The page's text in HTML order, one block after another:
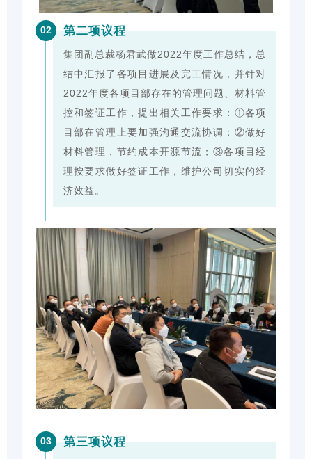
02 第二项议程
集团副总裁杨君武做2022年度工作总结，总
结中汇报了各项目进展及完工情况，并针对
2022年度各项目部存在的管理问题、材料管
控和签证工作，提出相关工作要求：①各项
目部在管理上要加强沟通交流协调；②做好
材料管理，节约成本开源节流；③各项目经
理按要求做好签证工作，维护公司切实的经
济效益。
03 第三项议程